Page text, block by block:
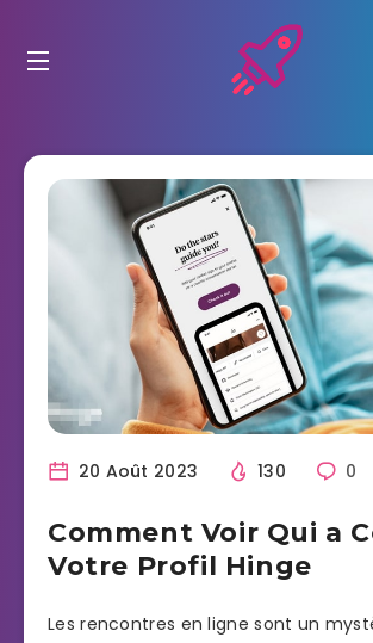
20 Août 2023 130 0
Comment Voir Qui a
Votre Profil Hinge
Les rencontres en ligne sont un